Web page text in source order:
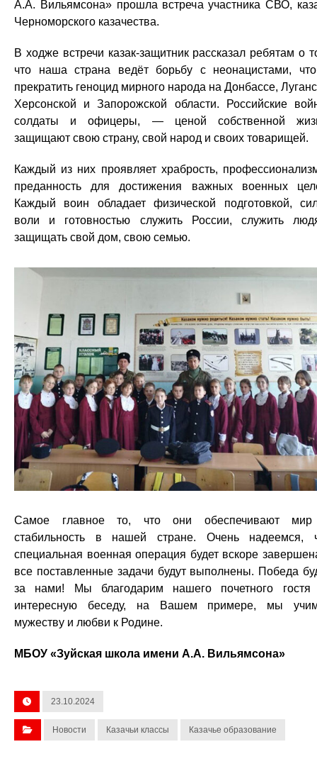
А.А. Вильямсона» прошла встреча участника СВО,
Черноморского казачества.
В ходже встречи казак-защитник рассказал ребятам о
что наша страна ведёт борьбу с неонацистами,
прекратить геноцид мирного народа на Донбассе,
Херсонской и Запорожской области. Российские
солдаты и офицеры, — ценой собственной
защищают свою страну, свой народ и своих товарищей.
Каждый из них проявляет храбрость,
преданность для достижения важных военных
Каждый воин обладает физической подготовкой,
воли и готовностью служить России, служить
защищать свой дом, свою семью.
Самое главное то, что они обеспечивают
стабильность в нашей стране. Очень надеемся,
специальная военная операция будет вскоре
все поставленные задачи будут выполнены. Победа
за нами! Мы благодарим нашего почетного гостя
интересную беседу, на Вашем примере, мы
мужеству и любви к Родине.
МБОУ «Зуйская школа имени А.А. Вильямсона»
23.10.2024
Новости Казачьи классы Казачье образование